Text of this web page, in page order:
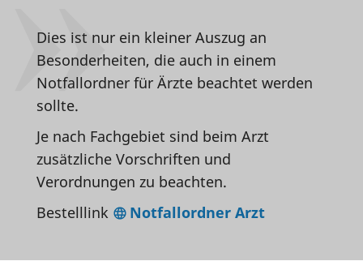
Dies ist nur ein kleiner Auszug an
Besonderheiten, die auch in einem
Notfallordner für Ärzte beachtet werden
sollte.
Je nach Fachgebiet sind beim Arzt
zusätzliche Vorschriften und
Verordnungen zu beachten.
Bestelllink
Notfallordner Arzt